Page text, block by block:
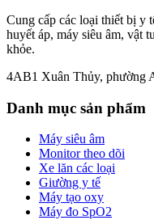
Cung cấp các loại thiết bị y
huyết áp, máy siêu âm, vật
khỏe.
4AB1 Xuân Thủy, phường
Danh mục sản phẩm
Máy siêu âm
Monitor theo dõi
Xe lăn các loại
Giường y tế
Máy tạo oxy
Máy đo SpO2